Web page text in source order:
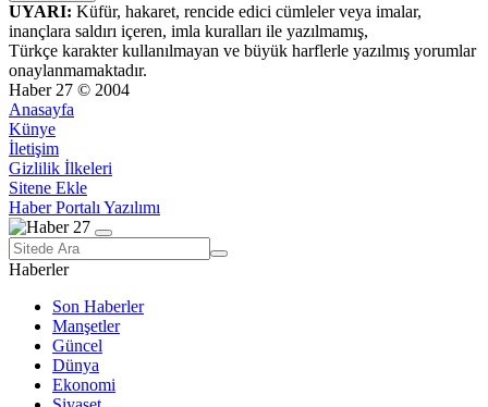
UYARI: Küfür, hakaret, rencide edici cümleler veya imalar,
inançlara saldırı içeren, imla kuralları ile yazılmamış,
Türkçe karakter kullanılmayan ve büyük harflerle yazılmış yorumlar
onaylanmamaktadır.
Haber 27 © 2004
Anasayfa
Künye
İletişim
Gizlilik İlkeleri
Sitene Ekle
Haber Portalı Yazılımı
Haberler
Son Haberler
Manşetler
Güncel
Dünya
Ekonomi